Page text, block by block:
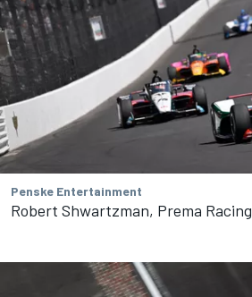
Penske Entertainment
Robert Shwartzman, Prema Racing